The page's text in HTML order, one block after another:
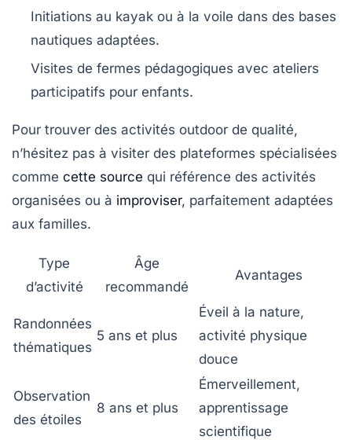
Initiations au kayak ou à la voile dans des bases
nautiques adaptées.
Visites de fermes pédagogiques avec ateliers
participatifs pour enfants.
Pour trouver des activités outdoor de qualité,
n’hésitez pas à visiter des plateformes spécialisées
comme cette source qui référence des activités
organisées ou à improviser, parfaitement adaptées
aux familles.
Type
d’activité
Âge
recommandé
Avantages
Randonnées
thématiques
5 ans et plus
Éveil à la nature,
activité physique
douce
Observation
des étoiles
8 ans et plus
Émerveillement,
apprentissage
scientifique